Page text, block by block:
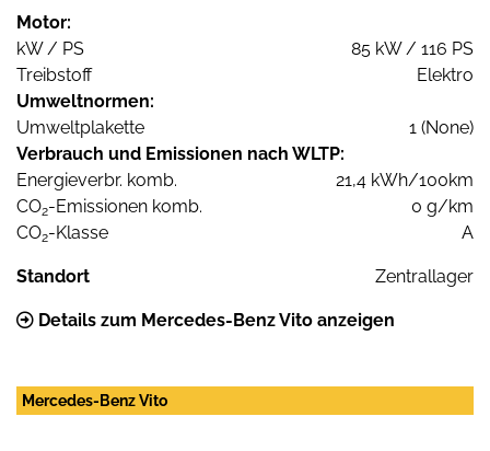
Motor:
kW / PS
85 kW / 116 PS
Treibstoff
Elektro
Umweltnormen:
Umweltplakette
1 (None)
Verbrauch und Emissionen nach WLTP:
Energieverbr. komb.
21,4 kWh/100km
CO2-Emissionen komb.
0 g/km
CO2-Klasse A
Standort Zentrallager
Details zum Mercedes-Benz Vito anzeigen
Mercedes-Benz Vito